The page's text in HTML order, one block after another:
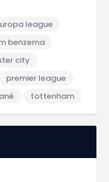
league
benzema
city
premier league
tottenham